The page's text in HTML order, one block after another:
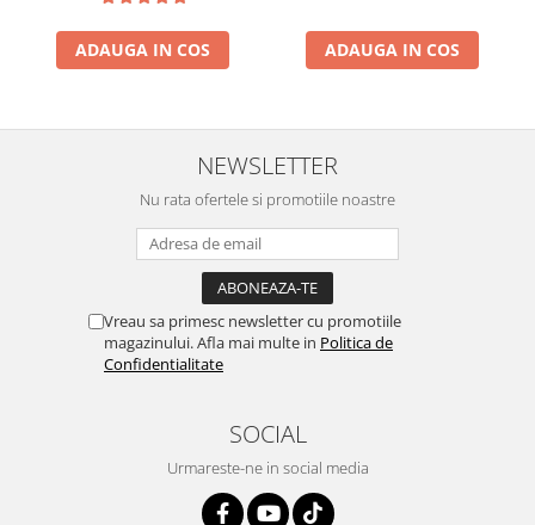
ADAUGA IN COS ADAUGA IN COS
NEWSLETTER
Nu rata ofertele si promotiile noastre
Vreau sa primesc newsletter cu promotiile
magazinului. Afla mai multe in Politica de
Confidentialitate
SOCIAL
Urmareste-ne in social media